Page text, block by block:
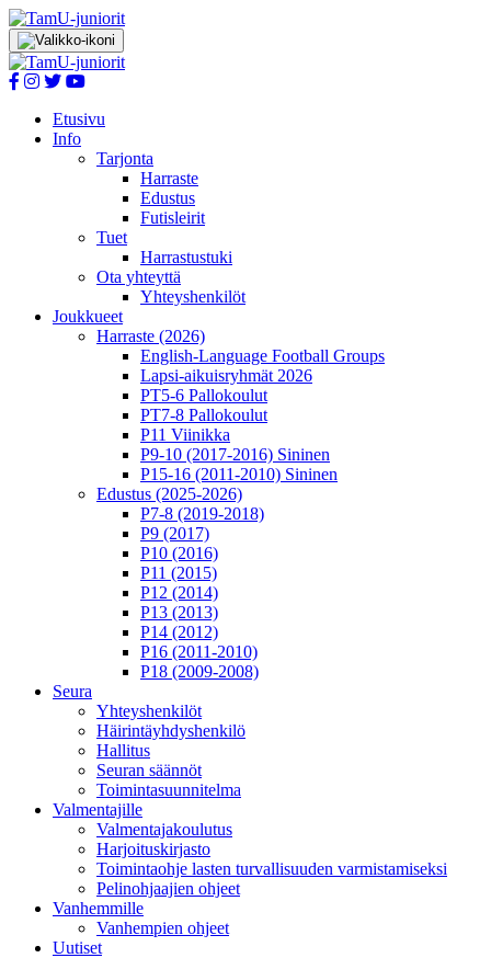
Etusivu
Info
Tarjonta
Harraste
Edustus
Futisleirit
Tuet
Harrastustuki
Ota yhteyttä
Yhteyshenkilöt
Joukkueet
Harraste (2026)
English‑Language Football Groups
Lapsi-aikuisryhmät 2026
PT5-6 Pallokoulut
PT7-8 Pallokoulut
P11 Viinikka
P9-10 (2017-2016) Sininen
P15-16 (2011-2010) Sininen
Edustus (2025-2026)
P7-8 (2019-2018)
P9 (2017)
P10 (2016)
P11 (2015)
P12 (2014)
P13 (2013)
P14 (2012)
P16 (2011-2010)
P18 (2009-2008)
Seura
Yhteyshenkilöt
Häirintä­yhdyshenkilö
Hallitus
Seuran säännöt
Toimintasuunnitelma
Valmentajille
Valmentajakoulutus
Harjoituskirjasto
Toimintaohje lasten turvallisuuden varmistamiseksi
Pelinohjaajien ohjeet
Vanhemmille
Vanhempien ohjeet
Uutiset